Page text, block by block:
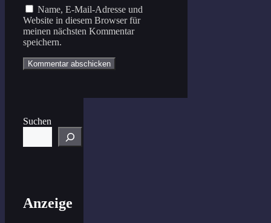
Name, E-Mail-Adresse und
Website in diesem Browser für
meinen nächsten Kommentar
speichern.
Suchen
Anzeige